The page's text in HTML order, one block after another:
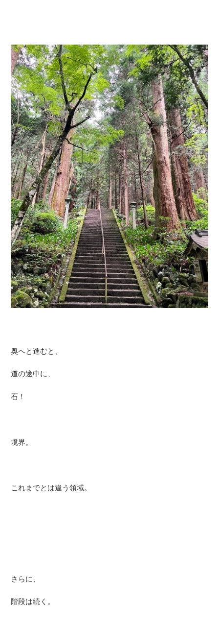
奥へと進むと、
道の途中に、
石！
境界。
これまでとは違う領域。
さらに、
階段は続く。